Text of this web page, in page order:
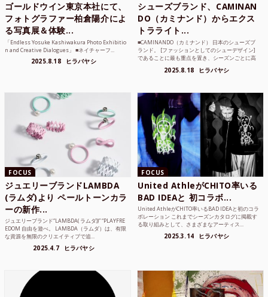
ゴールドウイン東京本社にて、
フォトグラファー柏倉陽介によ
る写真展＆体験...
「Endless Yosuke Kashiwakura Photo Exhibitio
n and Creative Dialogues」 ■ネイチャーフ...
2025.8.18 ヒラバヤシ
シューズブランド、CAMINAN
DO（カミナンド）からエクス
トラライト...
■CAMINANDO（カミナンド） 日本のシューズブ
ランド。 [ファッションとしてのシューデザイン]
であることに最も重点を置き、シーズンごとに高
2025.8.18 ヒラバヤシ
FOCUS
ジュエリーブランドLAMBDA
(ラムダ)より ペールトーンカラ
ーの新作...
ジュエリーブランド“LAMBDA( ラムダ))” “PLAYFRE
EDOM 自由を遊べ。 LAMBDA（ラムダ）は、有限
な資源を無限のクリエイティブで追...
2025.4.7 ヒラバヤシ
FOCUS
United AthleがCHITO率いる
BAD IDEAと 初コラボ...
United AthleがCHITO率いるBAD IDEAと初のコラ
ボレーション これまでシーズンカタログに掲載す
る取り組みとして、さまざまなアーティス...
2025.3.14 ヒラバヤシ